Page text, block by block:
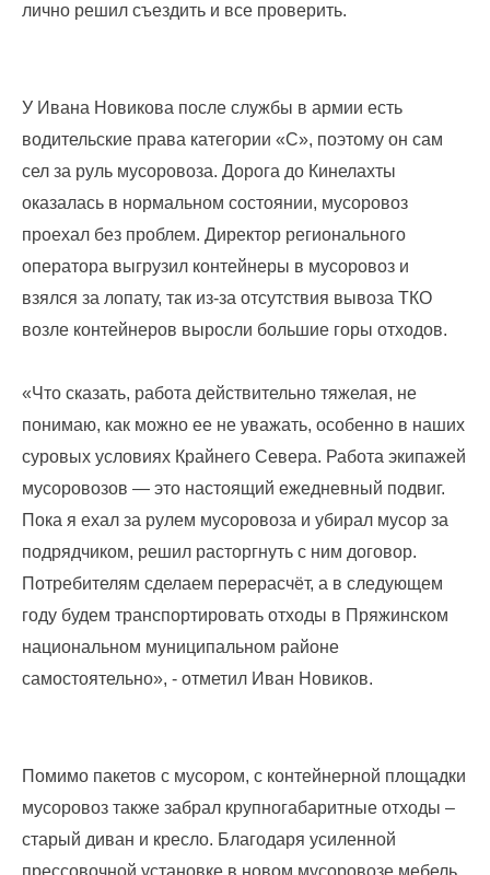
info@rotko10.ru
юридических
по
платежным
документам
смена
почтового
адреса,
дубликатов
актов
сверок;
просьба
запросах
обязательно
указывать
№
договора)
запросы
на
эл.
Для
физических
лиц
лично решил съездить и все проверить.
У Ивана Новикова после службы в армии есть
водительские права категории «С», поэтому он сам
сел за руль мусоровоза. Дорога до Кинелахты
оказалась в нормальном состоянии, мусоровоз
проехал без проблем. Директор регионального
оператора выгрузил контейнеры в мусоровоз и
взялся за лопату, так из-за отсутствия вывоза ТКО
возле контейнеров выросли большие горы отходов.
«Что сказать, работа действительно тяжелая, не
понимаю, как можно ее не уважать, особенно в наших
суровых условиях Крайнего Севера. Работа экипажей
мусоровозов — это настоящий ежедневный подвиг.
Пока я ехал за рулем мусоровоза и убирал мусор за
подрядчиком, решил расторгнуть с ним договор.
Потребителям сделаем перерасчёт, а в следующем
году будем транспортировать отходы в Пряжинском
национальном муниципальном районе
самостоятельно», - отметил Иван Новиков.
Помимо пакетов с мусором, с контейнерной площадки
мусоровоз также забрал крупногабаритные отходы –
старый диван и кресло. Благодаря усиленной